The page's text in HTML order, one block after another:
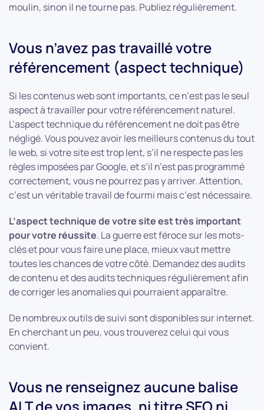
moulin, sinon il ne tourne pas. Publiez régulièrement.
Vous n’avez pas travaillé votre
référencement (aspect technique)
Si les contenus web sont importants, ce n’est pas le seul
aspect à travailler pour votre référencement naturel.
L’aspect technique du référencement ne doit pas être
négligé. Vous pouvez avoir les meilleurs contenus du tout
le web, si votre site est trop lent, s’il ne respecte pas les
règles imposées par Google, et s’il n’est pas programmé
correctement, vous ne pourrez pas y arriver. Attention,
c’est un véritable travail de fourmi mais c’est nécessaire.
L’aspect technique de votre site est très important
pour votre réussite. La guerre est féroce sur les mots-
clés et pour vous faire une place, mieux vaut mettre
toutes les chances de votre côté. Demandez des audits
de contenu et des audits techniques régulièrement afin
de corriger les anomalies qui pourraient apparaître.
De nombreux outils de suivi sont disponibles sur internet.
En cherchant un peu, vous trouverez celui qui vous
convient.
Vous ne renseignez aucune balise